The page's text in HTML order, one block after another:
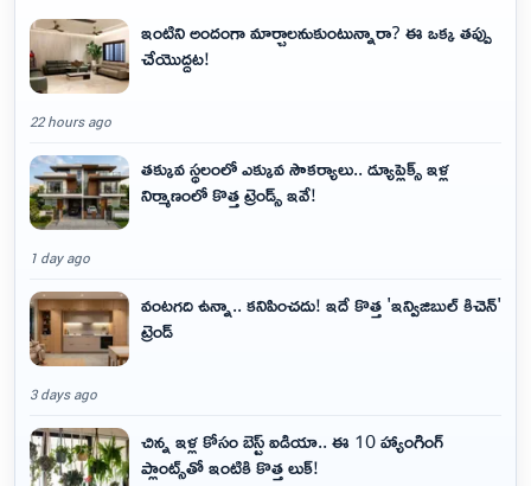
ఇంటిని అందంగా మార్చాలనుకుంటున్నారా? ఈ ఒక్క తప్పు
చేయొద్దట!
22 hours ago
తక్కువ స్థలంలో ఎక్కువ సౌకర్యాలు.. డ్యూప్లెక్స్ ఇళ్ల
నిర్మాణంలో కొత్త ట్రెండ్స్ ఇవే!
1 day ago
వంటగది ఉన్నా.. కనిపించదు! ఇదే కొత్త 'ఇన్విజిబుల్ కిచెన్'
ట్రెండ్
3 days ago
చిన్న ఇళ్ల కోసం బెస్ట్ ఐడియా.. ఈ 10 హ్యాంగింగ్
ప్లాంట్స్‌తో ఇంటికి కొత్త లుక్!